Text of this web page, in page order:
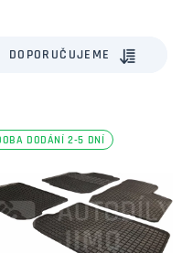
gumové koberce ideálně
DOPORUČUJEME
DODÁNÍ 2-5 DNÍ